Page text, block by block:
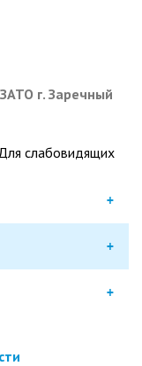
г. Заречный
слабовидящих